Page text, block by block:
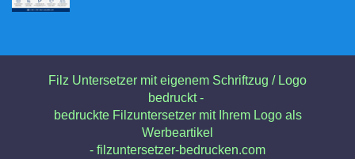
Filz Untersetzer mit eigenem Schriftzug / Logo
bedruckt -
bedruckte Filzuntersetzer mit Ihrem Logo als
Werbeartikel
- filzuntersetzer-bedrucken.com